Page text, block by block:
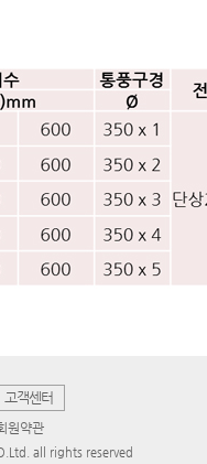
고객센터
원약관
all rights reserved